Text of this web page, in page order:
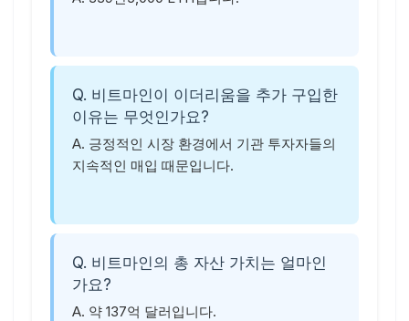
Q. 비트마인이 이더리움을 추가 구입한
이유는 무엇인가요?
A. 긍정적인 시장 환경에서 기관 투자자들의
지속적인 매입 때문입니다.
Q. 비트마인의 총 자산 가치는 얼마인
가요?
A. 약 137억 달러입니다.